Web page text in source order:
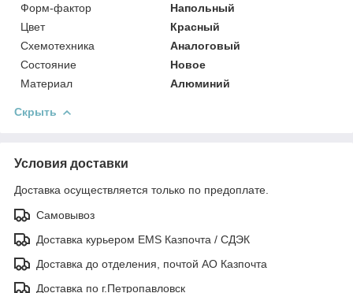
Форм-фактор
Напольный
Цвет
Красный
Схемотехника
Аналоговый
Состояние
Новое
Материал
Алюминий
Скрыть
Условия доставки
Доставка осуществляется только по предоплате.
Самовывоз
Доставка курьером EMS Казпочта / СДЭК
Доставка до отделения, почтой АО Казпочта
Доставка по г.Петропавловск